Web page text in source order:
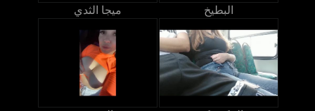
ميجا الثدي البطيخ